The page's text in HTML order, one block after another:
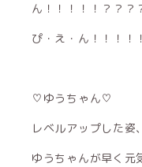
ん！！！！！？？
ぴ・え・ん！！！！！
♡ゆうちゃん♡
レベルアップした姿
ゆうちゃんが早く元